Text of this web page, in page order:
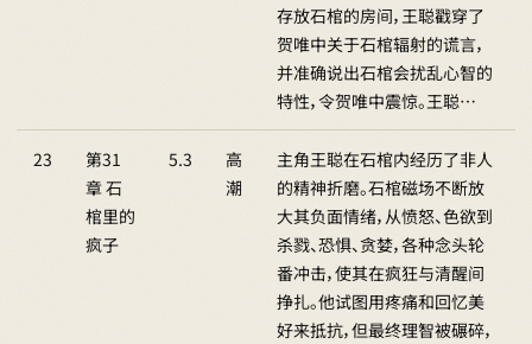
存放石棺的房间，王聪戳穿了
贺唯中关于石棺辐射的谎言，
并准确说出石棺会扰乱心智的
特性，令贺唯中震惊。王聪…
23
第31
章 石
棺里的
疯子
5.3
高
潮
主角王聪在石棺内经历了非人
的精神折磨。石棺磁场不断放
大其负面情绪，从愤怒、色欲到
杀戮、恐惧、贪婪，各种念头轮
番冲击，使其在疯狂与清醒间
挣扎。他试图用疼痛和回忆美
好来抵抗，但最终理智被碾碎，